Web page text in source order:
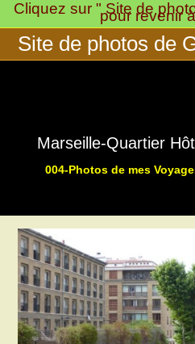
Skip
to
content
Cliquez sur " Site de
pour revenir
Site de photos de
Marseille-Quartier
004-Photos de mes